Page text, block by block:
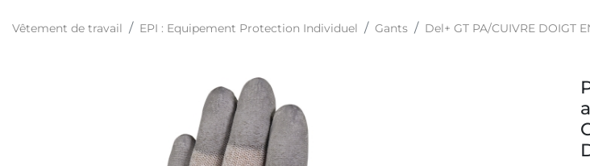
Vêtement de travail EPI : Equipement Protection Individuel Gants Del+ GT PA/CUIVRE DOIGT